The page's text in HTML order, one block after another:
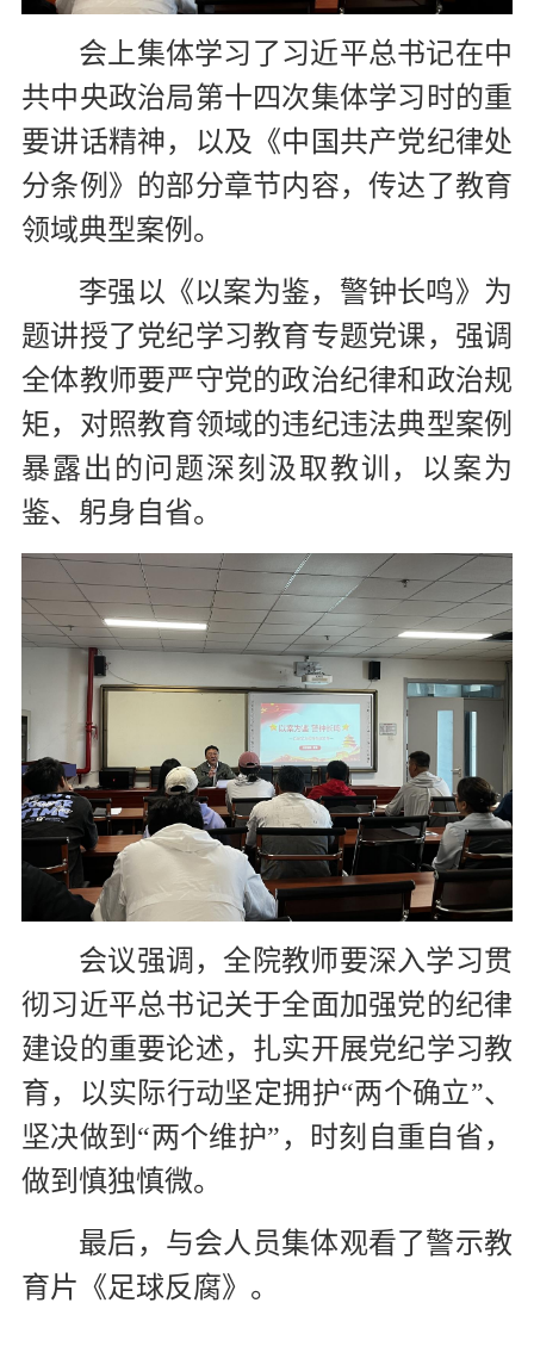
会上集体学习了习近平总书记在中
共中央政治局第十四次集体学习时的重
要讲话精神，以及《中国共产党纪律处
分条例》的部分章节内容，传达了教育
领域典型案例。
李强以《以案为鉴，警钟长鸣》为
题讲授了党纪学习教育专题党课，强调
全体教师要严守党的政治纪律和政治规
矩，对照教育领域的违纪违法典型案例
暴露出的问题深刻汲取教训， 以案为
鉴、躬身自省。
会议强调，全院教师要深入学习贯
彻习近平总书记关于全面加强党的纪律
建设的重要论述，扎实开展党纪学习教
育，以实际行动坚定拥护“两个确立”、
坚决做到“两个维护”，时刻自重自省，
做到慎独慎微。
最后，与会人员集体观看了警示教
育片《足球反腐》。